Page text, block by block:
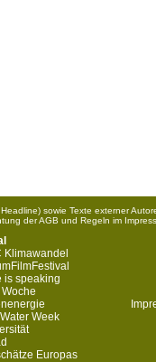
sowie Texte externer
der AGB und Regeln im
Klimawandel
is speaking
Week
Europas